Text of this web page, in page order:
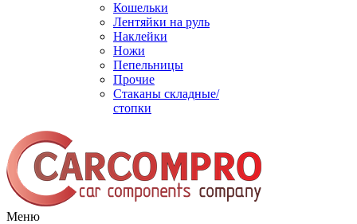
Кошельки
Лентяйки на руль
Наклейки
Ножи
Пепельницы
Прочие
Стаканы складные/
стопки
Меню